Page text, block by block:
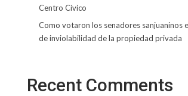
Centro Cívico
Como votaron los senadores sanjuaninos
de inviolabilidad de la propiedad privada
Recent Comments